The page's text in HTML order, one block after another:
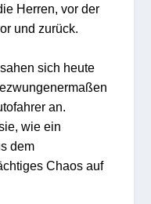
Herren, vor der
und zurück.
sich heute
an.
wie ein
dem
Chaos auf